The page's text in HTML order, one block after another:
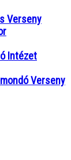
Verseny
Intézet
Verseny